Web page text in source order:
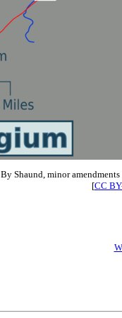
By Shaund, minor
[CC